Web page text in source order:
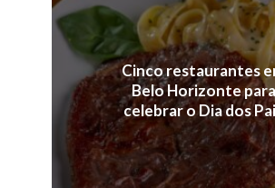
Cinco restaurantes
Belo Horizonte para
celebrar o Dia dos